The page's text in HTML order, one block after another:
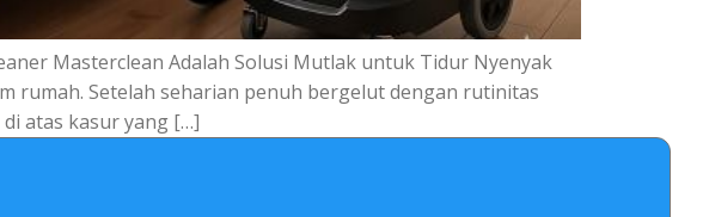
Masterclean Adalah Solusi Mutlak untuk Tidur Nyenyak
rumah. Setelah seharian penuh bergelut dengan rutinitas
atas kasur yang […]